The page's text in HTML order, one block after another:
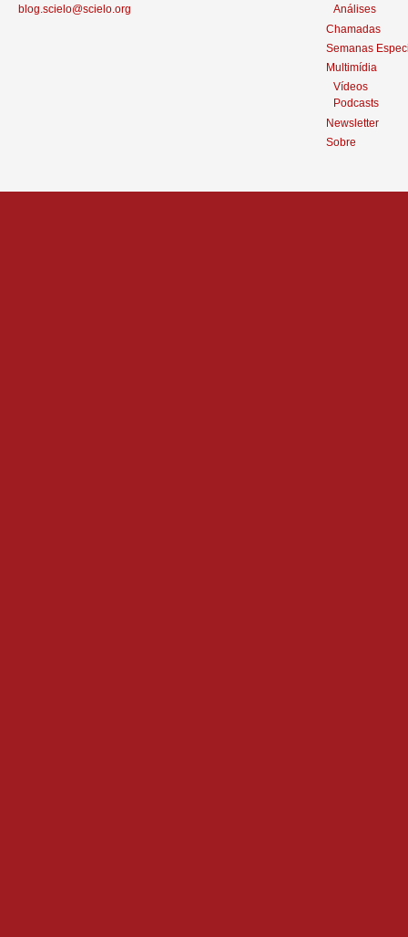
blog.scielo@scielo.org
Análises
Chamadas
Semanas
Multimídia
Vídeos
Podcasts
Newsletter
Sobre